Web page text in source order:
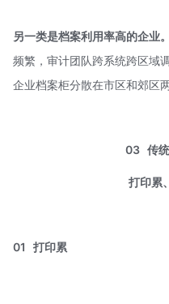
另一类是档案利用率高的企业。
频繁，审计团队跨系统跨区域
企业档案柜分散在市区和郊区
03 传统
打印累
01 打印累